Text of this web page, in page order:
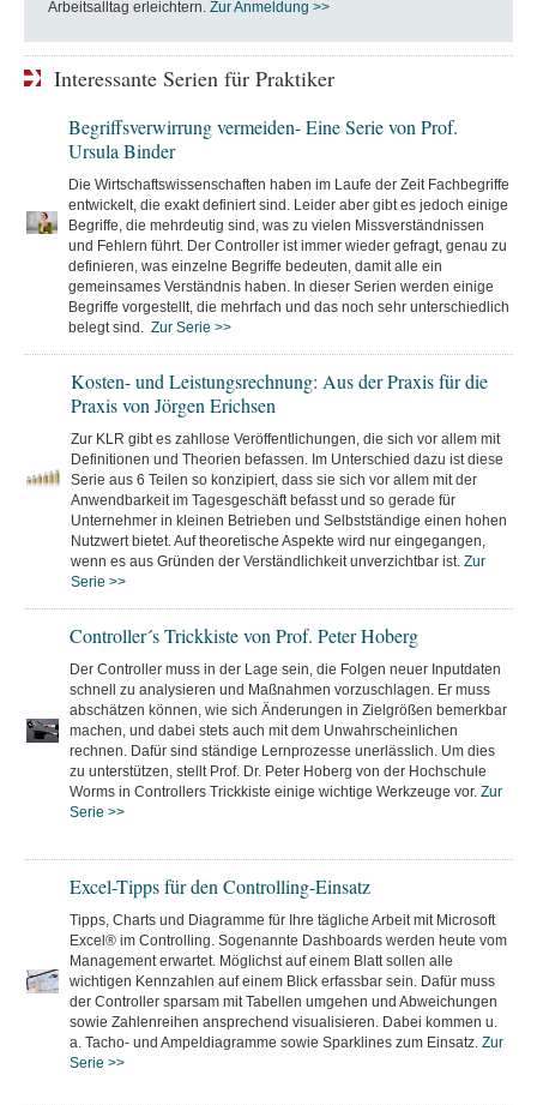
Arbeitsalltag erleichtern. Zur Anmeldung >>
Interessante Serien für Praktiker
Begriffsverwirrung vermeiden- Eine Serie von Prof.
Ursula Binder
Die Wirtschaftswissenschaften haben im Laufe der Zeit Fachbegriffe
entwickelt, die exakt definiert sind. Leider aber gibt es jedoch einige
Begriffe, die mehrdeutig sind, was zu vielen Missverständnissen
und Fehlern führt. Der Controller ist immer wieder gefragt, genau zu
definieren, was einzelne Begriffe bedeuten, damit alle ein
gemeinsames Verständnis haben. In dieser Serien werden einige
Begriffe vorgestellt, die mehrfach und das noch sehr unterschiedlich
belegt sind. Zur Serie >>
Kosten- und Leistungsrechnung: Aus der Praxis für die
Praxis von Jörgen Erichsen
Zur KLR gibt es zahllose Veröffentlichungen, die sich vor allem mit
Definitionen und Theorien befassen. Im Unterschied dazu ist diese
Serie aus 6 Teilen so konzipiert, dass sie sich vor allem mit der
Anwendbarkeit im Tagesgeschäft befasst und so gerade für
Unternehmer in kleinen Betrieben und Selbstständige einen hohen
Nutzwert bietet. Auf theoretische Aspekte wird nur eingegangen,
wenn es aus Gründen der Verständlichkeit unverzichtbar ist. Zur
Serie >>
Controller´s Trickkiste von Prof. Peter Hoberg
Der Controller muss in der Lage sein, die Folgen neuer Inputdaten
schnell zu analysieren und Maßnahmen vorzuschlagen. Er muss
abschätzen können, wie sich Änderungen in Zielgrößen bemerkbar
machen, und dabei stets auch mit dem Unwahrscheinlichen
rechnen. Dafür sind ständige Lernprozesse unerlässlich. Um dies
zu unterstützen, stellt Prof. Dr. Peter Hoberg von der Hochschule
Worms in Controllers Trickkiste einige wichtige Werkzeuge vor. Zur
Serie >>
Excel-Tipps für den Controlling-Einsatz
Tipps, Charts und Diagramme für Ihre tägliche Arbeit mit Microsoft
Excel® im Controlling. Sogenannte Dashboards werden heute vom
Management erwartet. Möglichst auf einem Blatt sollen alle
wichtigen Kennzahlen auf einem Blick erfassbar sein. Dafür muss
der Controller sparsam mit Tabellen umgehen und Abweichungen
sowie Zahlenreihen ansprechend visualisieren. Dabei kommen u.
a. Tacho- und Ampeldiagramme sowie Sparklines zum Einsatz. Zur
Serie >>